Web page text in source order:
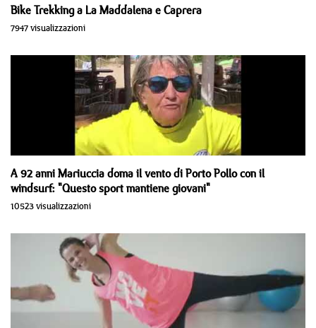
Bike Trekking a La Maddalena e Caprera
7947 visualizzazioni
A 92 anni Mariuccia doma il vento di Porto Pollo con il
windsurf: "Questo sport mantiene giovani"
10523 visualizzazioni